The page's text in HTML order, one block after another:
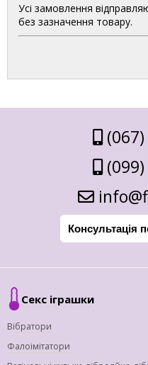
Усі замовлення
без зазначення товару.
Консультація
Секс іграшки
Вібратори
Фалоімітатори